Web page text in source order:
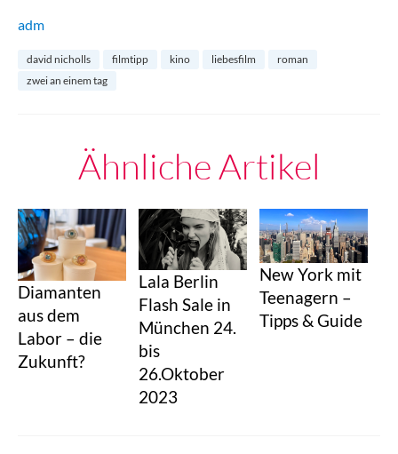
adm
david nicholls filmtipp kino liebesfilm
roman
zwei an einem tag
Ähnliche Artikel
Diamanten
aus dem
Labor – die
Zukunft?
Lala Berlin
Flash Sale in
München 24.
bis
26.Oktober
2023
New York mit
Teenagern –
Tipps & Guide